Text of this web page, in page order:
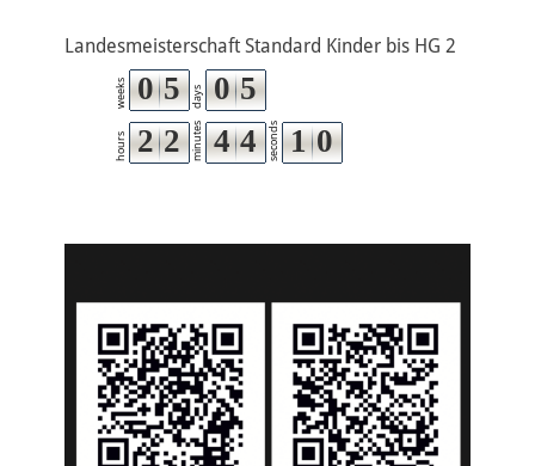
Landesmeisterschaft Standard Kinder bis HG 2
weeks 0 5 days 0 5
hours 2 2 minutes 4 4 seconds 0 9